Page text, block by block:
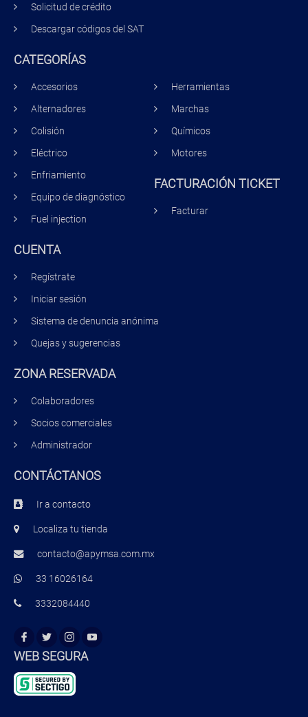
Solicitud de crédito
Descargar códigos del SAT
CATEGORÍAS
Accesorios
Alternadores
Colisión
Eléctrico
Enfriamiento
Equipo de diagnóstico
Fuel injection
Herramientas
Marchas
Químicos
Motores
FACTURACIÓN TICKET
Facturar
CUENTA
Regístrate
Iniciar sesión
Sistema de denuncia anónima
Quejas y sugerencias
ZONA RESERVADA
Colaboradores
Socios comerciales
Administrador
CONTÁCTANOS
Ir a contacto
Localiza tu tienda
contacto@apymsa.com.mx
33 16026164
3332084440
WEB SEGURA